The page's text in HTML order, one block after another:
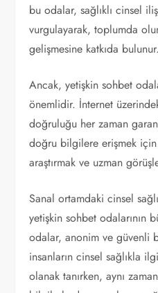
bu odalar, sağlıklı cinsel
vurgulayarak, toplumda
gelişmesine katkıda bulunur.
Ancak, yetişkin sohbet
önemlidir. İnternet
doğruluğu her zaman
doğru bilgilere erişmek için
araştırmak ve uzman
Sanal ortamdaki cinsel
yetişkin sohbet odalarının
odalar, anonim ve güvenli
insanların cinsel sağlıkla
olanak tanırken, aynı